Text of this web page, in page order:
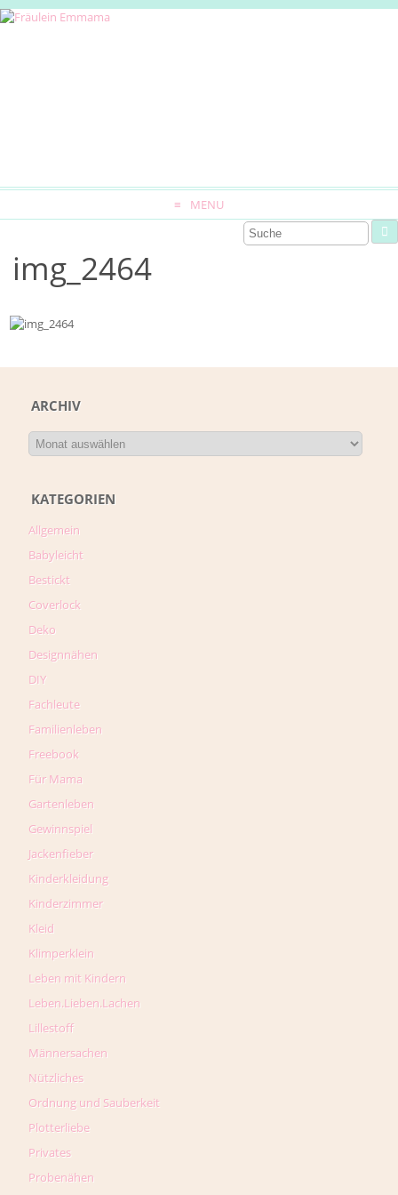
MENU
img_2464
ARCHIV
KATEGORIEN
Allgemein
Babyleicht
Bestickt
Coverlock
Deko
Designnähen
DIY
Fachleute
Familienleben
Freebook
Für Mama
Gartenleben
Gewinnspiel
Jackenfieber
Kinderkleidung
Kinderzimmer
Kleid
Klimperklein
Leben mit Kindern
Leben.Lieben.Lachen
Lillestoff
Männersachen
Nützliches
Ordnung und Sauberkeit
Plotterliebe
Privates
Probenähen